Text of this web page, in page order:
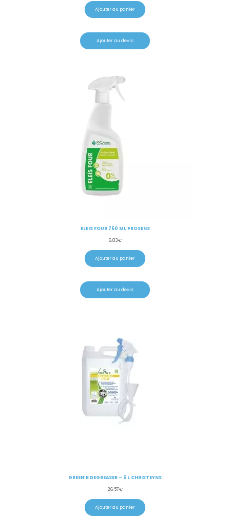
Ajouter au panier
Ajouter au devis
ELEIS FOUR 750 ML PROSENS
6.83€
Ajouter au panier
Ajouter au devis
GREEN’R DEGREASER – 5 L CHRISTEYNS
26.57€
Ajouter au panier